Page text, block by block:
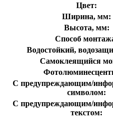
Цвет:
Ширина, мм:
Высота, мм:
Способ
Водостойкий,
Самоклеящийся
С предупреждающим/
символом:
С предупреждающим/
текстом: